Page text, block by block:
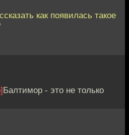
как появилась такое
Балтимор - это не только